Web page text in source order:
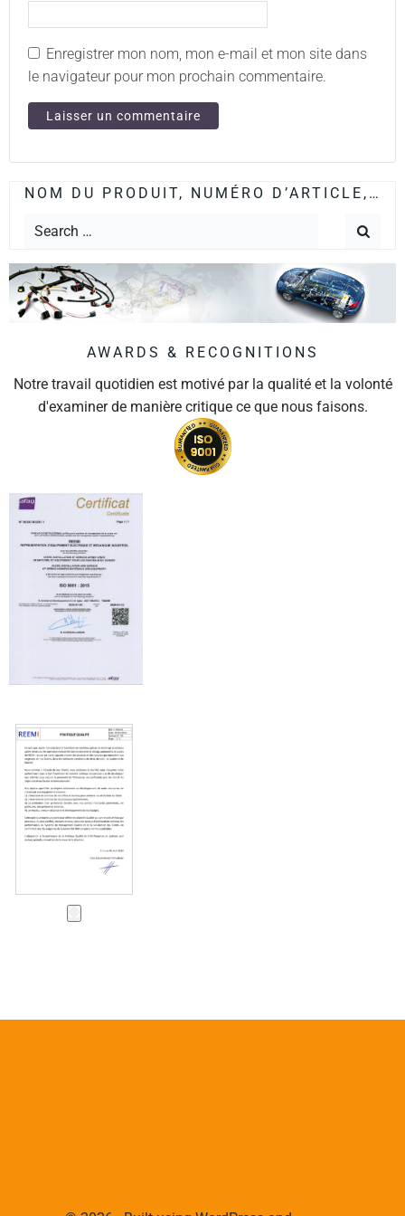
Enregistrer mon nom, mon e-mail et mon site dans
le navigateur pour mon prochain commentaire.
NOM DU PRODUIT, NUMÉRO D’ARTICLE,…
AWARDS & RECOGNITIONS
Notre travail quotidien est motivé par la qualité et la volonté
d'examiner de manière critique ce que nous faisons.